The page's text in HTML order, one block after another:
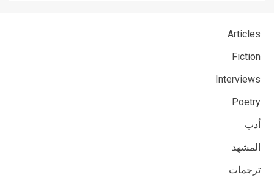
Articles
Fiction
Interviews
Poetry
أدب
المشهد
ترجمات